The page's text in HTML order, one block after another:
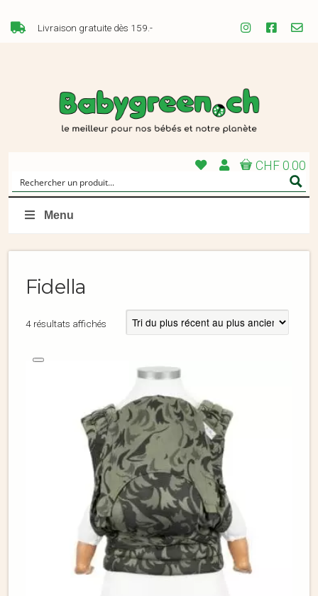
Livraison gratuite dès 159.-
CHF 0.00
Menu
Fidella
4 résultats affichés